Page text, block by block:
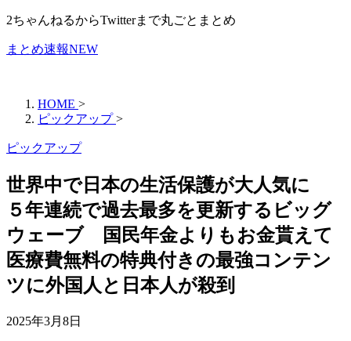
2ちゃんねるからTwitterまで丸ごとまとめ
まとめ速報NEW
HOME >
ピックアップ >
ピックアップ
世界中で日本の生活保護が大人気に
５年連続で過去最多を更新するビッグ
ウェーブ 国民年金よりもお金貰えて
医療費無料の特典付きの最強コンテン
ツに外国人と日本人が殺到
2025年3月8日